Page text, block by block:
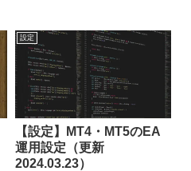
設定
【設定】MT4・MT5のEA
運用設定（更新
2024.03.23）